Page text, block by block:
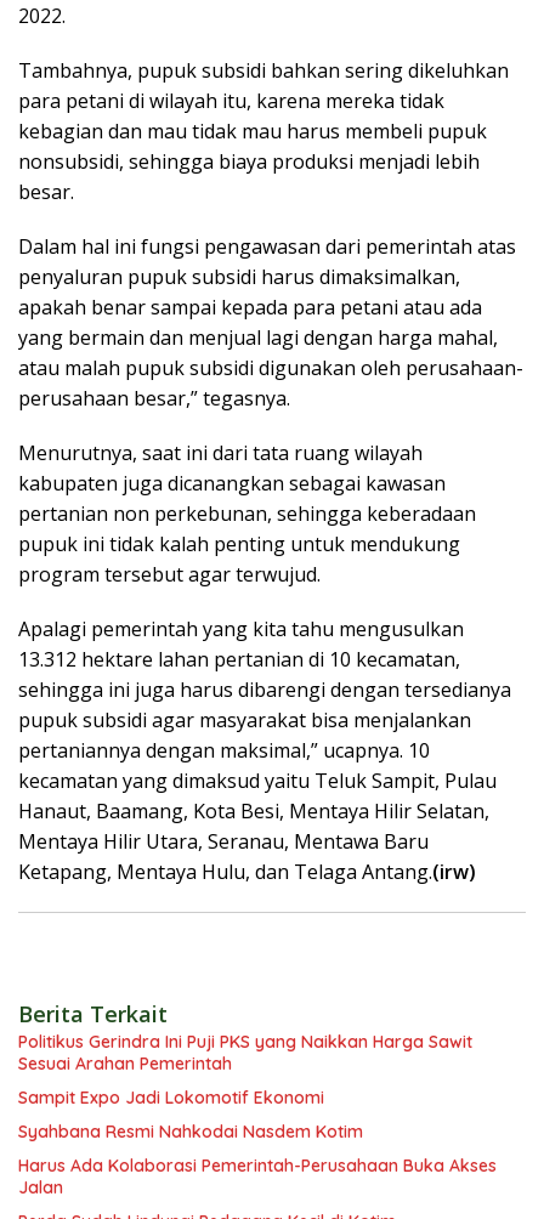
2022.
Tambahnya, pupuk subsidi bahkan sering dikeluhkan
para petani di wilayah itu, karena mereka tidak
kebagian dan mau tidak mau harus membeli pupuk
nonsubsidi, sehingga biaya produksi menjadi lebih
besar.
Dalam hal ini fungsi pengawasan dari pemerintah atas
penyaluran pupuk subsidi harus dimaksimalkan,
apakah benar sampai kepada para petani atau ada
yang bermain dan menjual lagi dengan harga mahal,
atau malah pupuk subsidi digunakan oleh perusahaan-
perusahaan besar,” tegasnya.
Menurutnya, saat ini dari tata ruang wilayah
kabupaten juga dicanangkan sebagai kawasan
pertanian non perkebunan, sehingga keberadaan
pupuk ini tidak kalah penting untuk mendukung
program tersebut agar terwujud.
Apalagi pemerintah yang kita tahu mengusulkan
13.312 hektare lahan pertanian di 10 kecamatan,
sehingga ini juga harus dibarengi dengan tersedianya
pupuk subsidi agar masyarakat bisa menjalankan
pertaniannya dengan maksimal,” ucapnya. 10
kecamatan yang dimaksud yaitu Teluk Sampit, Pulau
Hanaut, Baamang, Kota Besi, Mentaya Hilir Selatan,
Mentaya Hilir Utara, Seranau, Mentawa Baru
Ketapang, Mentaya Hulu, dan Telaga Antang.(irw)
Berita Terkait
Politikus Gerindra Ini Puji PKS yang Naikkan Harga Sawit
Sesuai Arahan Pemerintah
Sampit Expo Jadi Lokomotif Ekonomi
Syahbana Resmi Nahkodai Nasdem Kotim
Harus Ada Kolaborasi Pemerintah-Perusahaan Buka Akses
Jalan